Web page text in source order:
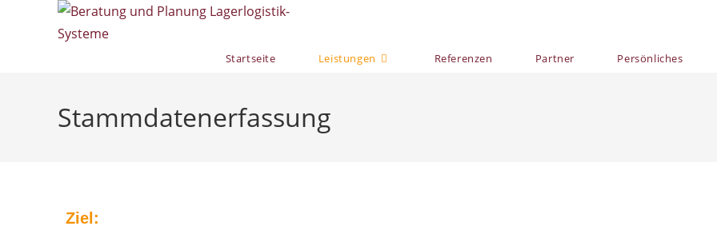
Startseite Leistungen Referenzen Partner Persönliches
Stammdatenerfassung
Ziel: